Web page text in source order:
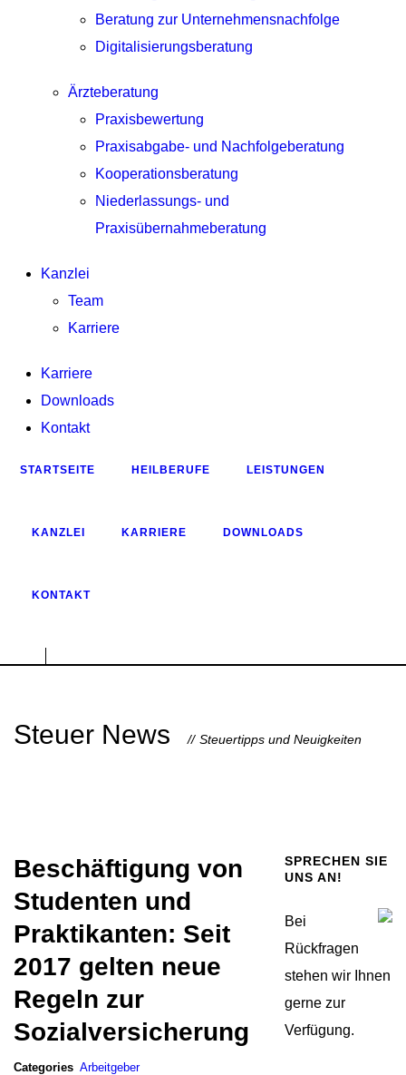
Beratung zur Unternehmensnachfolge
Digitalisierungsberatung
Ärzteberatung
Praxisbewertung
Praxisabgabe- und Nachfolgeberatung
Kooperationsberatung
Niederlassungs- und
Praxisübernahmeberatung
Kanzlei
Team
Karriere
Karriere
Downloads
Kontakt
STARTSEITE HEILBERUFE LEISTUNGEN
KANZLEI KARRIERE DOWNLOADS
KONTAKT
Steuer News Steuertipps und Neuigkeiten
Beschäftigung von
Studenten und
Praktikanten: Seit
2017 gelten neue
Regeln zur
Sozialversicherung
Categories Arbeitgeber
SPRECHEN SIE
UNS AN!
Bei
Rückfragen
stehen wir Ihnen
gerne zur
Verfügung.